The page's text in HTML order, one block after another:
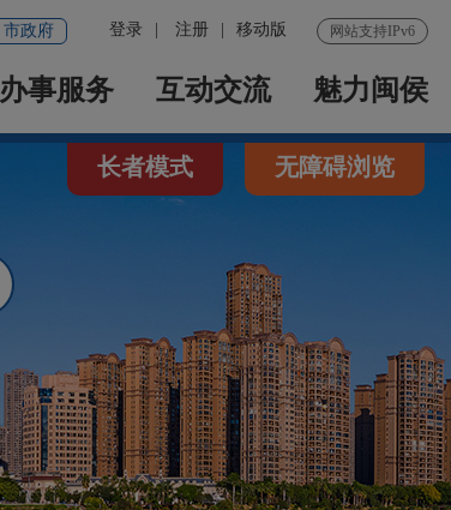
网站支持IPv6
登录 注册 移动版
市政府
办事服务 互动交流 魅力闽侯
长者模式 无障碍浏览